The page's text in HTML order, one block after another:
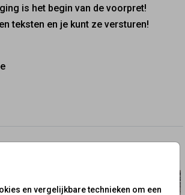
en vergelijkbare technieken om een
is het begin van de voorpret!
teksten en je kunt ze versturen!